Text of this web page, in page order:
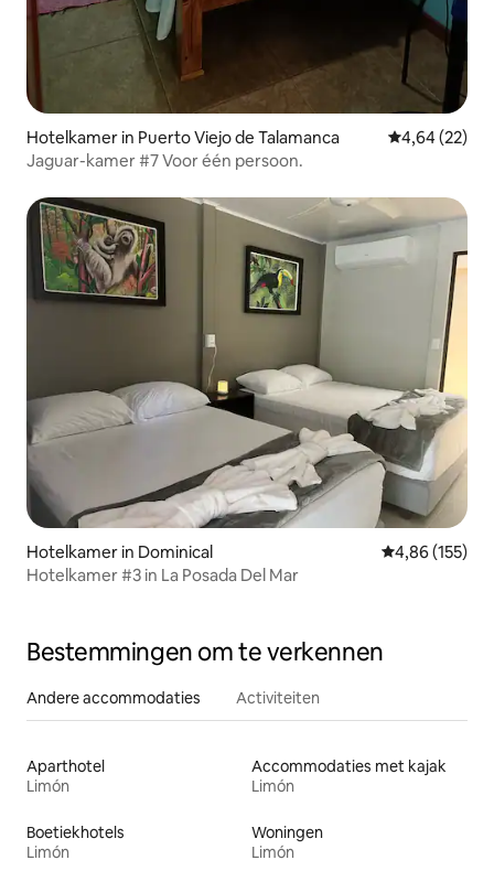
Hotelkamer in Puerto Viejo de Talamanca Gemiddelde
4,64 (22)
Jaguar-kamer #7 Voor één persoon.
Hotelkamer in Dominical Gemiddelde
4,86 (155)
Hotelkamer #3 in La Posada Del Mar
Bestemmingen om te verkennen
Andere accommodaties Activiteiten
Aparthotel
Limón
Accommodaties met kajak
Limón
Boetiekhotels
Limón
Woningen
Limón